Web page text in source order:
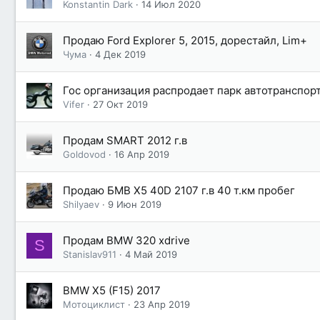
Konstantin Dark 14 Июл 2020
Продаю Ford Explorer 5, 2015, дорестайл, Lim+
Чума 4 Дек 2019
Гос организация распродает парк
Vifer 27 Окт 2019
Продам SMART 2012 г.в
Goldovod 16 Апр 2019
Продаю БМВ Х5 40D 2107 г.в 40 т.км пробег
Shilyaev 9 Июн 2019
S Продам BMW 320 xdrive
Stanislav911 4 Май 2019
BMW X5 (F15) 2017
Мотоциклист 23 Апр 2019